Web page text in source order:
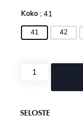
Koko : 41
41 42
SELOSTE